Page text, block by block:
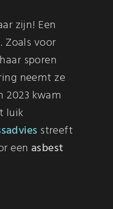
zijn! Een
Zoals voor
sporen
neemt ze
2023 kwam
luik
streeft
een asbest